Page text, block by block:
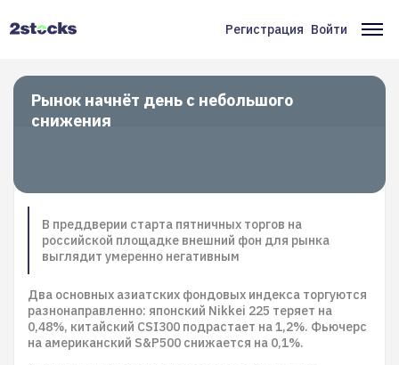
Меню
учётной
записи
Регистрация Войти
Рынок начнёт день с небольшого
снижения
В преддверии старта пятничных торгов на
российской площадке внешний фон для рынка
выглядит умеренно негативным
Два основных азиатских фондовых индекса торгуются
разнонаправленно: японский Nikkei 225 теряет на
0,48%, китайский CSI300 подрастает на 1,2%. Фьючерс
на американский S&P500 снижается на 0,1%.